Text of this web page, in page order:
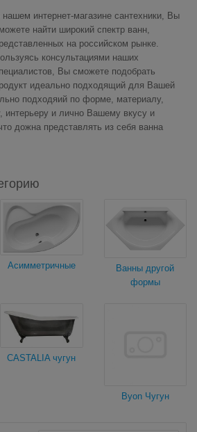
нашем интернет-магазине сантехники, Вы
найти широкий спектр ванн,
на российском рынке.
консультациями наших
Вы сможете подобрать
идеально подходящий для Вашей
подходяий по форме, материалу,
интерьеру и лично Вашему вкусу и
дожна представлять из себя ванна
Асимметричные
Ванны другой
формы
CASTALIA чугун
Byon Чугун